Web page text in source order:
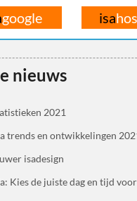
google isa
nieuws
2021
trends en ontwikkelingen
isadesign
Kies de juiste dag en tijd